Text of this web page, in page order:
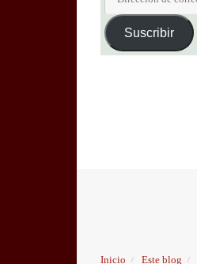
de
correo
electrónico
Suscribir
Inicio Este blog